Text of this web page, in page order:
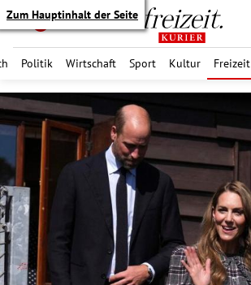
Zum Hauptinhalt der Seite
Politik Wirtschaft Sport Kultur Freizeit